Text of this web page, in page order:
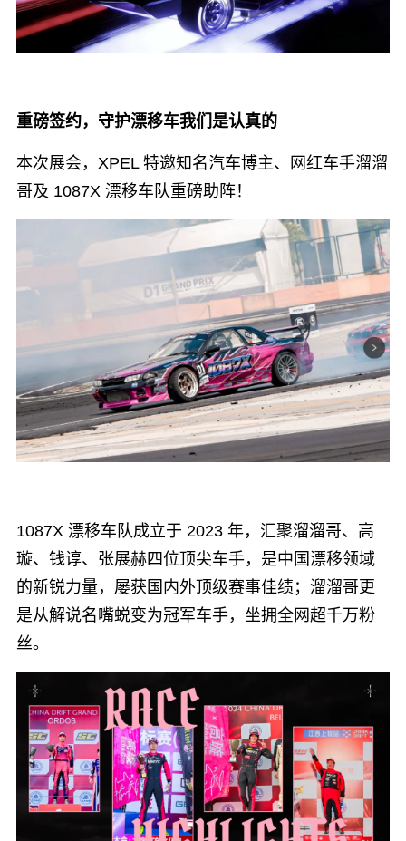
重磅签约，守护漂移车我们是认真的
本次展会，XPEL 特邀知名汽车博主、网红车手溜溜
哥及 1087X 漂移车队重磅助阵！
1087X 漂移车队成立于 2023 年，汇聚溜溜哥、高
璇、钱谆、张展赫四位顶尖车手，是中国漂移领域
的新锐力量，屡获国内外顶级赛事佳绩；溜溜哥更
是从解说名嘴蜕变为冠军车手，坐拥全网超千万粉
丝。